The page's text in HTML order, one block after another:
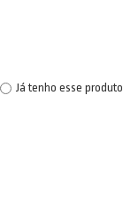
Já tenho esse produto